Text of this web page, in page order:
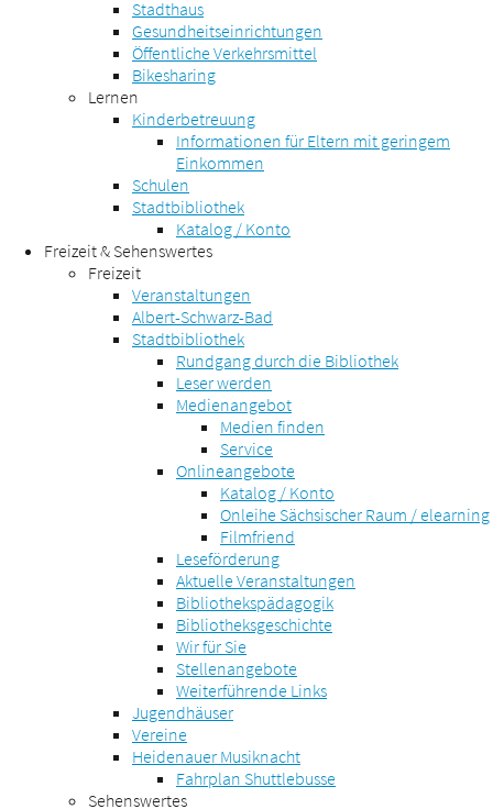
Stadthaus
Gesundheitseinrichtungen
Öffentliche Verkehrsmittel
Bikesharing
Lernen
Kinderbetreuung
Informationen für Eltern mit geringem
Einkommen
Schulen
Stadtbibliothek
Katalog / Konto
Freizeit & Sehenswertes
Freizeit
Veranstaltungen
Albert-Schwarz-Bad
Stadtbibliothek
Rundgang durch die Bibliothek
Leser werden
Medienangebot
Medien finden
Service
Onlineangebote
Katalog / Konto
Onleihe Sächsischer Raum / elearning
Filmfriend
Leseförderung
Aktuelle Veranstaltungen
Bibliothekspädagogik
Bibliotheksgeschichte
Wir für Sie
Stellenangebote
Weiterführende Links
Jugendhäuser
Vereine
Heidenauer Musiknacht
Fahrplan Shuttlebusse
Sehenswertes